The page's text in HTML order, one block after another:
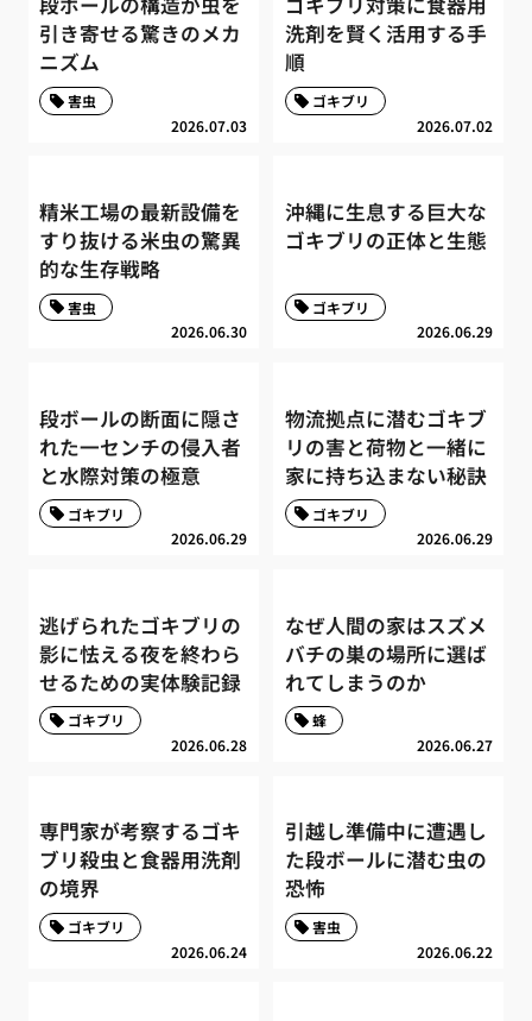
引き寄せる驚きのメカ
ニズム
2026.07.03
害虫
洗剤を賢く活用する手
順
2026.07.02
ゴキブリ
精米工場の最新設備を
すり抜ける米虫の驚異
的な生存戦略
2026.06.30
害虫
沖縄に生息する巨大な
ゴキブリの正体と生態
2026.06.29
ゴキブリ
段ボールの断面に隠さ
れた一センチの侵入者
と水際対策の極意
2026.06.29
ゴキブリ
物流拠点に潜むゴキブ
リの害と荷物と一緒に
家に持ち込まない秘訣
2026.06.29
ゴキブリ
逃げられたゴキブリの
影に怯える夜を終わら
せるための実体験記録
2026.06.28
ゴキブリ
なぜ人間の家はスズメ
バチの巣の場所に選ば
れてしまうのか
2026.06.27
蜂
専門家が考察するゴキ
ブリ殺虫と食器用洗剤
の境界
2026.06.24
ゴキブリ
引越し準備中に遭遇し
た段ボールに潜む虫の
恐怖
2026.06.22
害虫